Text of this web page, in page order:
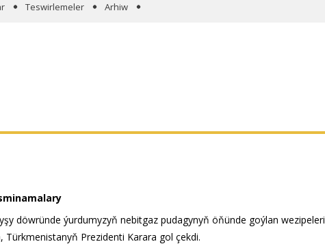
Teswirlemeler Arhiw
döwründe ýurdumyzyň nebitgaz pudagynyň öňünde goýlan wezipeleri
Prezidenti Karara gol çekdi.